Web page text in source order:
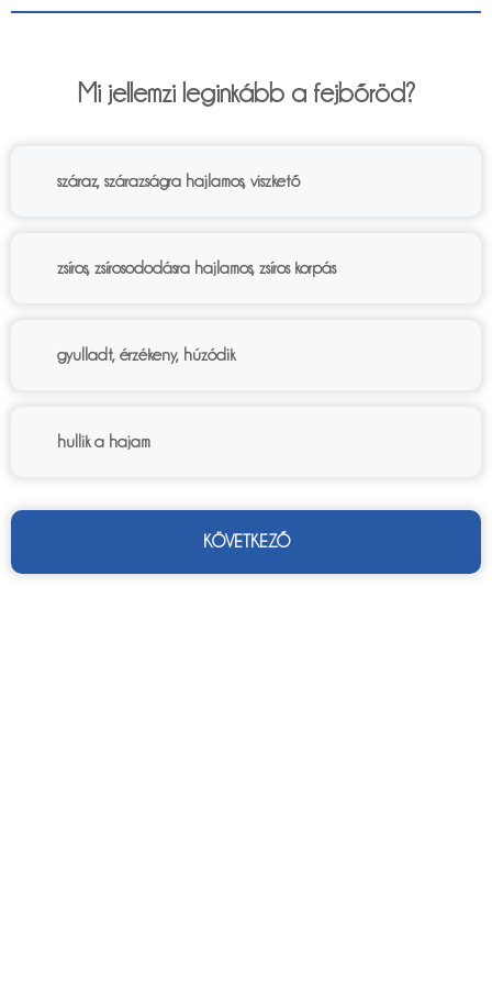
Mi jellemzi leginkább a fejbőröd?
száraz, szárazságra hajlamos, viszkető
zsíros, zsírosododásra hajlamos, zsíros korpás
gyulladt, érzékeny, húzódik
hullik a hajam
KÖVETKEZŐ